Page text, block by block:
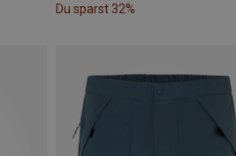
Du sparst 32%